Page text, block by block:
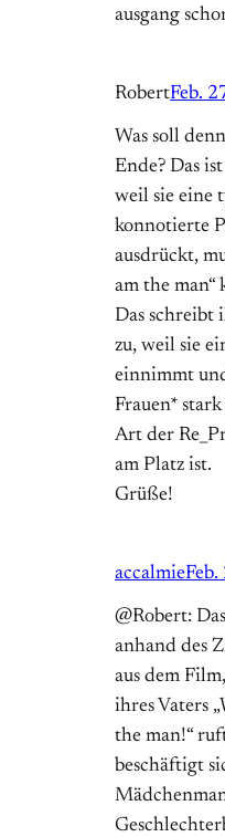
ausgang
RobertFeb.
Was soll
Ende? Das
weil sie eine
konnotierte
ausdrückt,
am the
Das
zu, weil sie
einnimmt
Frauen*
Art der
am Platz ist.
Grüße!
accalmie
@Robert:
anhand des
aus dem
ihres Vaters
the man!“
beschäftigt